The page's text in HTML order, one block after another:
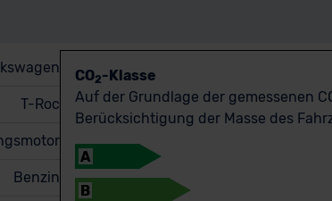
T-Roc
Benzin
CO2-Klasse
Auf der Grundlage der gemessenen
Berücksichtigung der Masse des
A
B